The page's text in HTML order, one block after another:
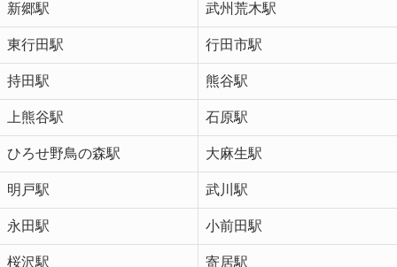
新郷駅 武州荒木駅
東行田駅 行田市駅
持田駅 熊谷駅
上熊谷駅 石原駅
ひろせ野鳥の森駅 大麻生駅
明戸駅 武川駅
永田駅 小前田駅
桜沢駅 寄居駅